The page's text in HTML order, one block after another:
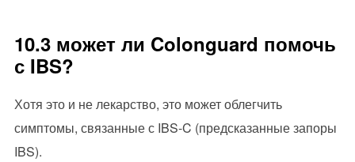
10.3 может ли Colonguard помочь
с IBS?
Хотя это и не лекарство, это может облегчить
симптомы, связанные с IBS-C (предсказанные запоры
IBS).